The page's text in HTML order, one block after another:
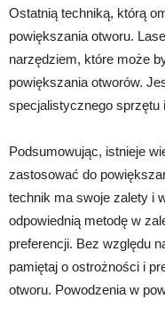
Ostatnią techniką, którą
powiększania otworu.
narzędziem, które może
powiększania otworów.
specjalistycznego sprzętu
Podsumowując, istnieje
zastosować do
technik ma swoje zalety i
odpowiednią metodę w
preferencji. Bez względu
pamiętaj o ostrożności i
otworu. Powodzenia w